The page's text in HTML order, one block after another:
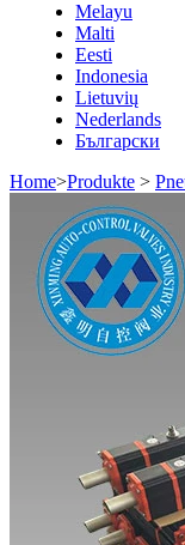
Melayu
Malti
Eesti
Indonesia
Lietuvių
Nederlands
Български
Home>Produkte >